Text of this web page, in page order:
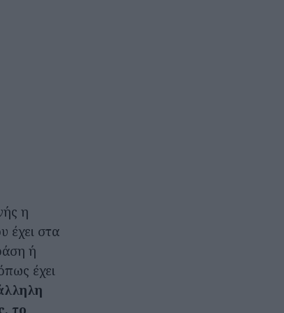
η
έχει στα
ή
έχει
το